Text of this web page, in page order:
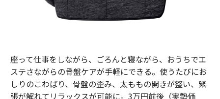
座って仕事をしながら、ごろんと寝ながら、おうちでエ
ステさながらの骨盤ケアが手軽にできる。使うたびにお
しりのこわばり、骨盤の歪み、太ももの開きが整い、緊
張が解れてリラックスが可能に。3万円前後（実勢価